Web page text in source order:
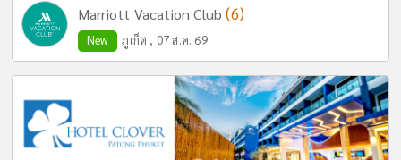
Marriott Vacation Club(6)
New ภูเก็ต , 07 ส.ค. 69